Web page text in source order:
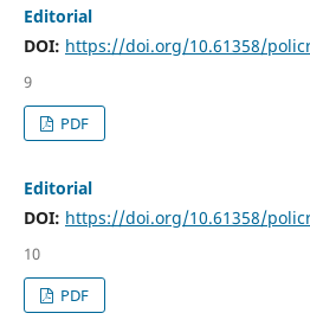
Editorial
DOI: https://doi.org/10.61358/
9
PDF
Editorial
DOI: https://doi.org/10.61358/
10
PDF